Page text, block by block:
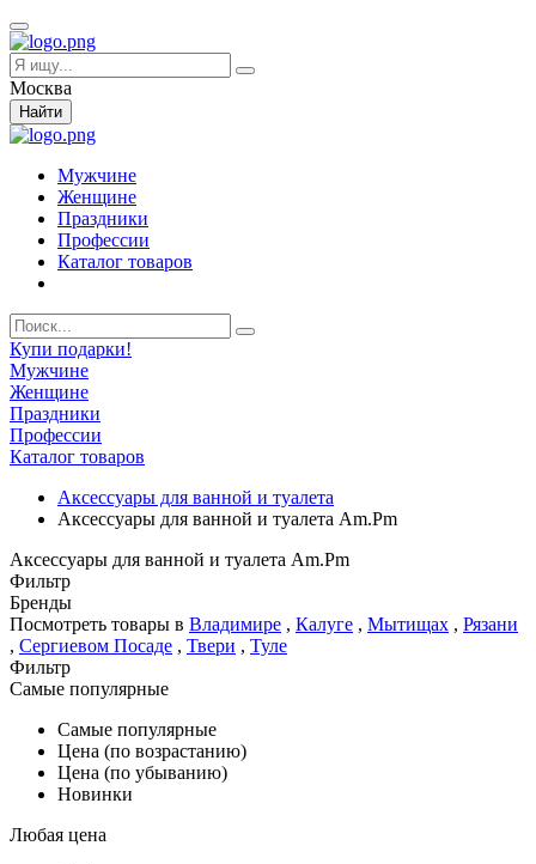
Москва
Найти
Мужчине
Женщине
Праздники
Профессии
Каталог товаров
Купи подарки!
Мужчине
Женщине
Праздники
Профессии
Каталог товаров
Аксессуары для ванной и туалета
Аксессуары для ванной и туалета Am.Pm
Аксессуары для ванной и туалета Am.Pm
Фильтр
Бренды
Посмотреть товары в Владимире , Калуге , Мытищах , Рязани
, Сергиевом Посаде , Твери , Туле
Фильтр
Самые популярные
Самые популярные
Цена (по возрастанию)
Цена (по убыванию)
Новинки
Любая цена